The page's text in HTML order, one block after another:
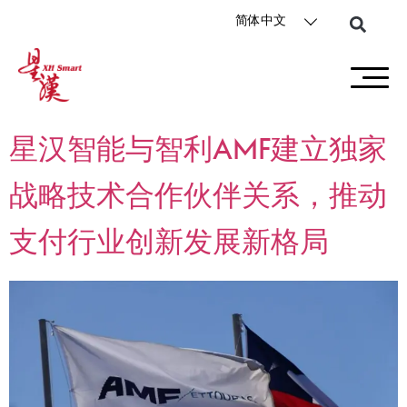
简体中文
星汉智能与智利AMF建立独家
战略技术合作伙伴关系，推动
支付行业创新发展新格局